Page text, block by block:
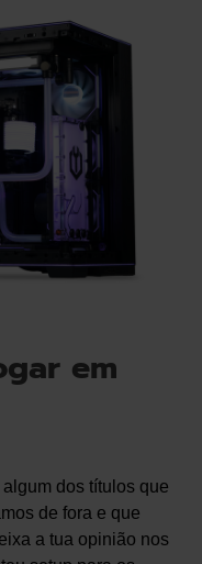
em
dos títulos que
de fora e que
a tua opinião nos